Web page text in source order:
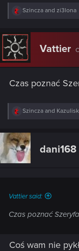
R
c
t
i
o
n
:
Szincza and zi3lona
Vattier
Czas poznać
R
c
t
i
o
Szincza and
dani168
Vattier said:
Czas poznać
Coś wam nie